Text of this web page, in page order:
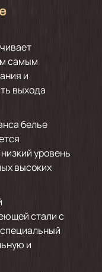
самым
и
выхода
белье
уровень
высоких
стали с
и